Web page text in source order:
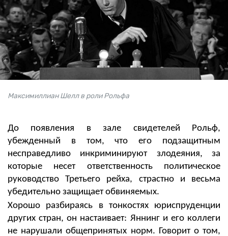
Максимиллиан Шелл в роли Рольфа
До появления в зале свидетелей Рольф,
убежденный в том, что его подзащитным
несправедливо инкриминируют злодеяния, за
которые несет ответственность политическое
руководство Третьего рейха, страстно и весьма
убедительно защищает обвиняемых.
Хорошо разбираясь в тонкостях юриспруденции
других стран, он настаивает: Яннинг и его коллеги
не нарушали общепринятых норм. Говорит о том,